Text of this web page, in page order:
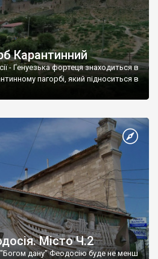
Карантинний
- Генуезька фортеця знаходиться в
пагорбі, який підноситься в
Місто Ч.2
"Богом дану" Феодосію буде не менш